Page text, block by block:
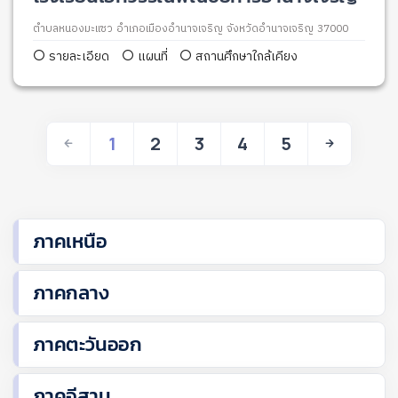
ตำบลหนองมะแซว อำเภอเมืองอำนาจเจริญ จังหวัดอำนาจเจริญ 37000
รายละเอียด แผนที่ สถานศึกษาใกล้เคียง
1 2 3 4 5
ภาคเหนือ
ภาคกลาง
ภาคตะวันออก